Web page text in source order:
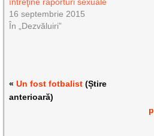
16 septembrie 2015
În „Dezvăluiri”
«Un fost fotbalist (Știre
anterioară)